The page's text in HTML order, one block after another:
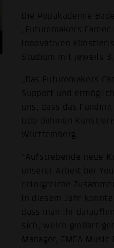
Die Popakademie
„Futuremakers
innovativen
Studium mit jeweils
„Das Futuremakers
Support und
uns, dass das
Udo Dahmen
Württemberg.
"Aufstrebende neue
unserer Arbeit bei
erfolgreiche
In diesem Jahr
dass man ihr
sich, welch
Manager, EMEA